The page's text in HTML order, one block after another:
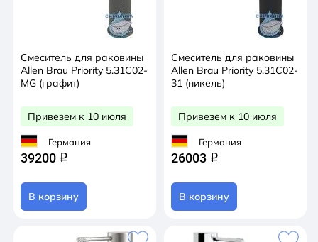
Смеситель для раковины
Allen Brau Priority 5.31С02-
MG (графит)
Привезем к 10 июля
Германия
39200 q
В корзину
Смеситель для раковины
Allen Brau Priority 5.31С02-
31 (никель)
Привезем к 10 июля
Германия
26003 q
В корзину